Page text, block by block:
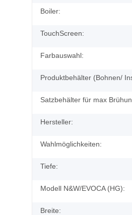
Boiler:
TouchScreen:
Farbauswahl:
Produktbehälter (Bohnen/
Satzbehälter für max
Hersteller:
Wahlmöglichkeiten:
Tiefe:
Modell N&W/EVOCA (HG):
Breite: